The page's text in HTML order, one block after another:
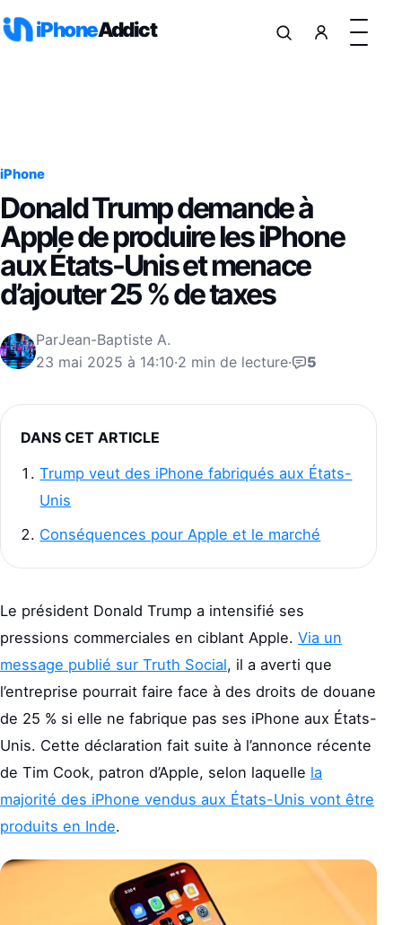
iPhoneAddict
iPhone
Donald Trump demande à
Apple de produire les iPhone
aux États-Unis et menace
d’ajouter 25 % de taxes
ParJean-Baptiste A.
23 mai 2025 à 14:10·2 min de lecture· 5
DANS CET ARTICLE
Trump veut des iPhone fabriqués aux États-
Unis
Conséquences pour Apple et le marché
Le président Donald Trump a intensifié ses
pressions commerciales en ciblant Apple. Via un
message publié sur Truth Social, il a averti que
l’entreprise pourrait faire face à des droits de douane
de 25 % si elle ne fabrique pas ses iPhone aux États-
Unis. Cette déclaration fait suite à l’annonce récente
de Tim Cook, patron d’Apple, selon laquelle la
majorité des iPhone vendus aux États-Unis vont être
produits en Inde.